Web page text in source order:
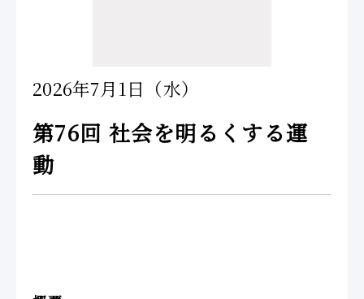
2026年7月1日（水）
第76回 社会を明るくする運
動